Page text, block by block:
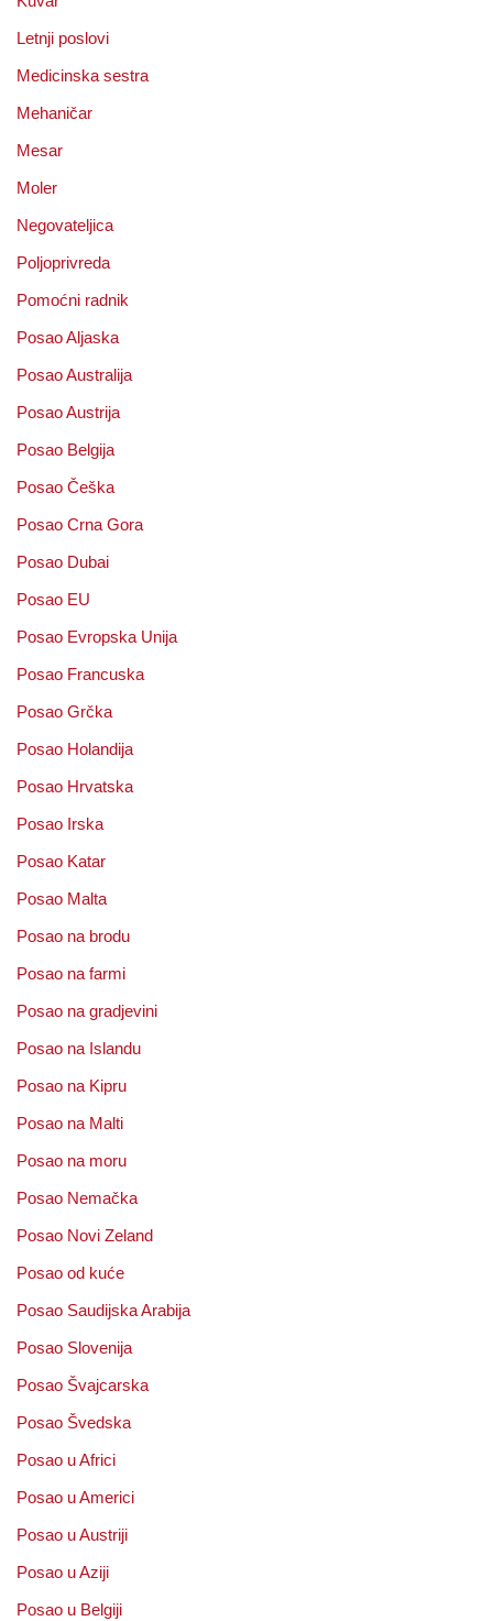
Letnji poslovi
Medicinska sestra
Mehaničar
Mesar
Moler
Negovateljica
Poljoprivreda
Pomoćni radnik
Posao Aljaska
Posao Australija
Posao Austrija
Posao Belgija
Posao Češka
Posao Crna Gora
Posao Dubai
Posao EU
Posao Evropska Unija
Posao Francuska
Posao Grčka
Posao Holandija
Posao Hrvatska
Posao Irska
Posao Katar
Posao Malta
Posao na brodu
Posao na farmi
Posao na gradjevini
Posao na Islandu
Posao na Kipru
Posao na Malti
Posao na moru
Posao Nemačka
Posao Novi Zeland
Posao od kuće
Posao Saudijska Arabija
Posao Slovenija
Posao Švajcarska
Posao Švedska
Posao u Africi
Posao u Americi
Posao u Austriji
Posao u Aziji
Posao u Belgiji